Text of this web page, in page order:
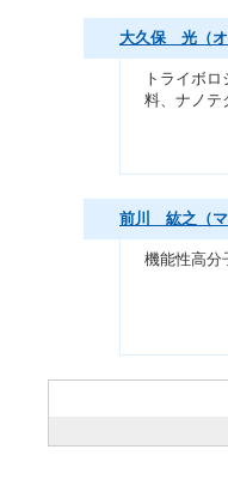
大久保 光（
トライボ
料、ナノテ
前川 紘之（マ
機能性高分